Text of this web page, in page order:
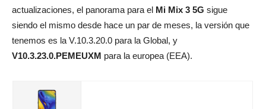
actualizaciones, el panorama para el Mi Mix 3 5G sigue
siendo el mismo desde hace un par de meses, la versión que
tenemos es la V.10.3.20.0 para la Global, y
V10.3.23.0.PEMEUXM para la europea (EEA).